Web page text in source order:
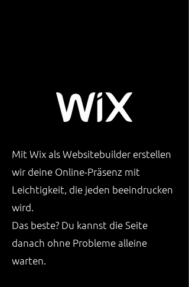
Mit Wix als Websitebuilder erstellen
wir deine Online-Präsenz mit
Leichtigkeit, die jeden beeindrucken
wird.
Das beste? Du kannst die Seite
danach ohne Probleme alleine
warten.